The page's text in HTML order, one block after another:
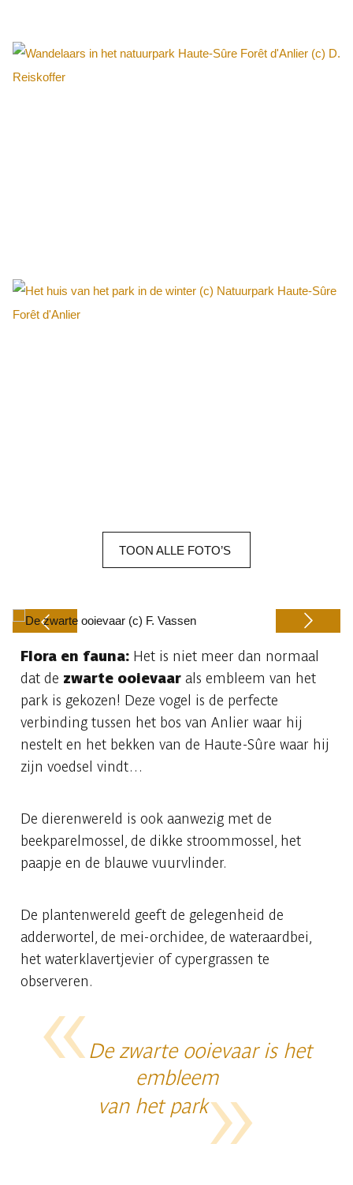
TOON ALLE FOTO’S
Flora en fauna: Het is niet meer dan normaal
dat de zwarte ooievaar als embleem van het
park is gekozen! Deze vogel is de perfecte
verbinding tussen het bos van Anlier waar hij
nestelt en het bekken van de Haute-Sûre waar hij
zijn voedsel vindt…
De dierenwereld is ook aanwezig met de
beekparelmossel, de dikke stroommossel, het
paapje en de blauwe vuurvlinder.
De plantenwereld geeft de gelegenheid de
adderwortel, de mei-orchidee, de wateraardbei,
het waterklavertjevier of cypergrassen te
observeren.
Previous Next
De zwarte ooievaar is het
embleem
van het park